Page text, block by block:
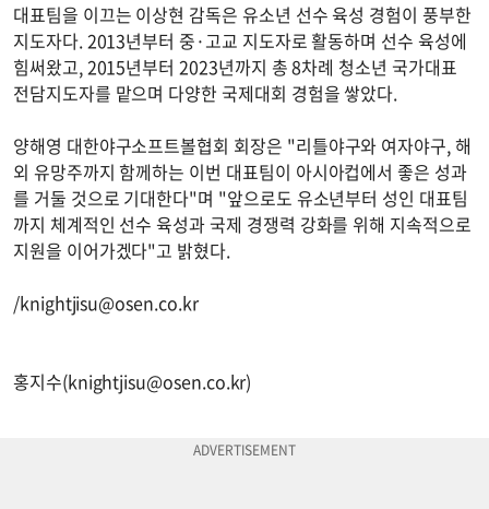
대표팀을 이끄는 이상현 감독은 유소년 선수 육성 경험이 풍부한
지도자다. 2013년부터 중·고교 지도자로 활동하며 선수 육성에
힘써왔고, 2015년부터 2023년까지 총 8차례 청소년 국가대표
전담지도자를 맡으며 다양한 국제대회 경험을 쌓았다.
양해영 대한야구소프트볼협회 회장은 "리틀야구와 여자야구, 해
외 유망주까지 함께하는 이번 대표팀이 아시아컵에서 좋은 성과
를 거둘 것으로 기대한다"며 "앞으로도 유소년부터 성인 대표팀
까지 체계적인 선수 육성과 국제 경쟁력 강화를 위해 지속적으로
지원을 이어가겠다"고 밝혔다.
/knightjisu@osen.co.kr
홍지수(knightjisu@osen.co.kr)